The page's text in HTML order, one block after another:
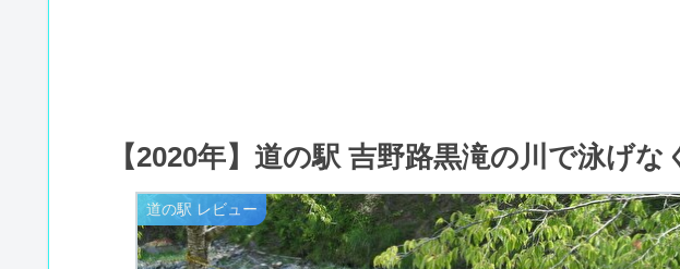
【2020年】道の駅 吉野路黒滝の川で泳げな
道の駅 レビュー